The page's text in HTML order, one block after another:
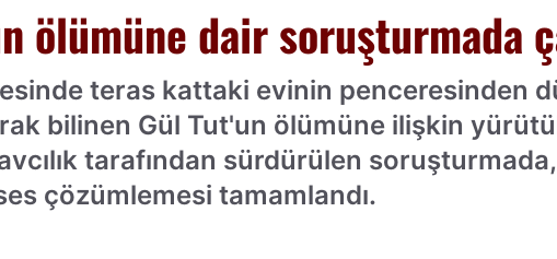
ölümüne dair soruşturmada
teras kattaki evinin penceresinden
bilinen Gül Tut'un ölümüne ilişkin
tarafından sürdürülen
çözümlemesi tamamlandı.